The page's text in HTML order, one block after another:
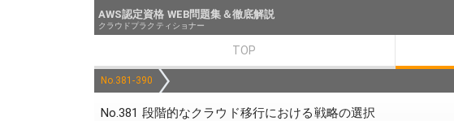
AWS認定資格 WEB問題集＆徹底解説
クラウドプラクティショナー
TOP
No.381-390
No.381 段階的なクラウド移行における戦略の選択